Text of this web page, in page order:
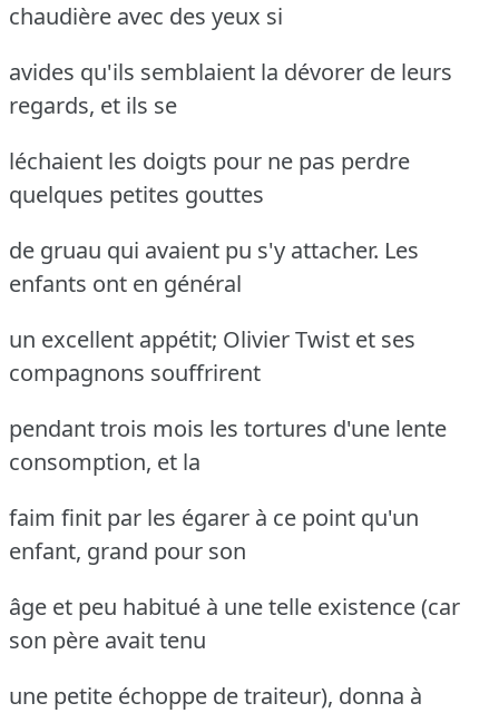
chaudière avec des yeux si
avides qu'ils semblaient la dévorer de leurs
regards, et ils se
léchaient les doigts pour ne pas perdre
quelques petites gouttes
de gruau qui avaient pu s'y attacher. Les
enfants ont en général
un excellent appétit; Olivier Twist et ses
compagnons souffrirent
pendant trois mois les tortures d'une lente
consomption, et la
faim finit par les égarer à ce point qu'un
enfant, grand pour son
âge et peu habitué à une telle existence (car
son père avait tenu
une petite échoppe de traiteur), donna à